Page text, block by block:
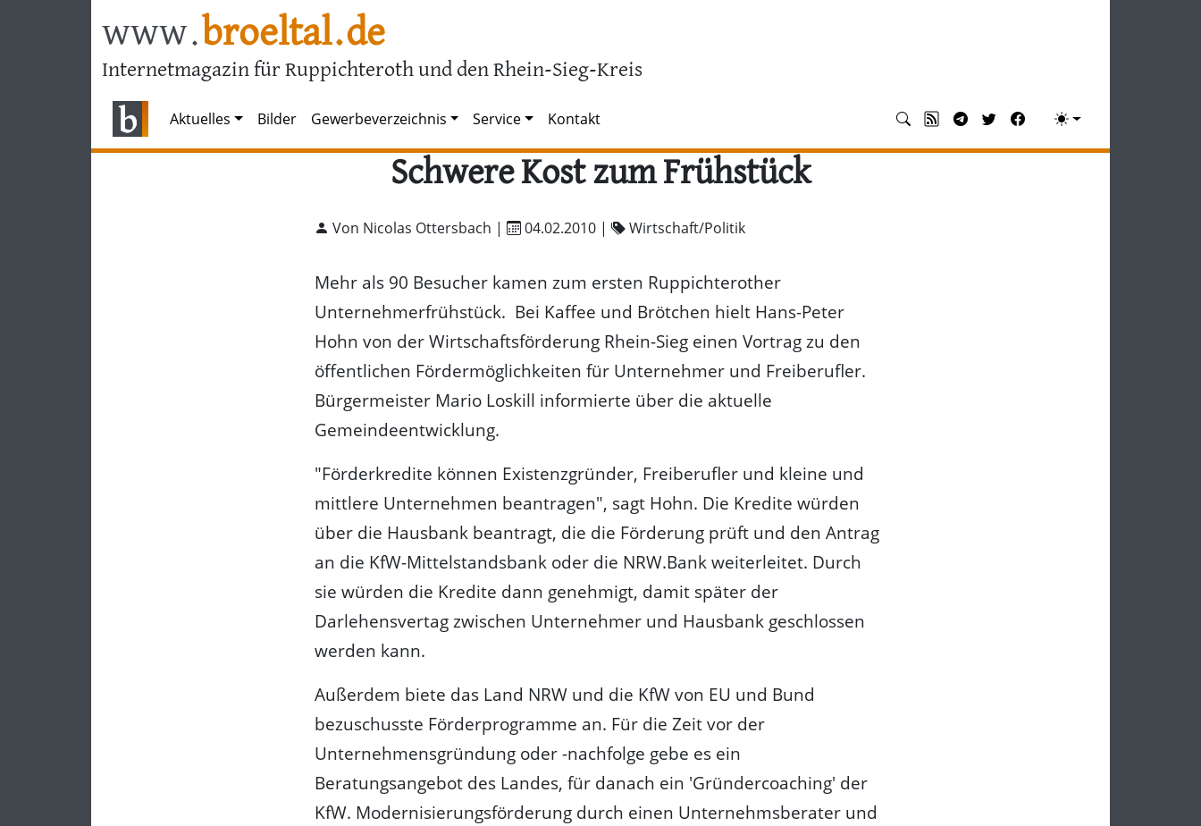
www.broeltal.de
Internetmagazin für Ruppichteroth und den Rhein-Sieg-Kreis
Aktuelles Bilder Gewerbeverzeichnis Service Kontakt
Schwere Kost zum Frühstück
Von Nicolas Ottersbach | 04.02.2010 | Wirtschaft/Politik
Mehr als 90 Besucher kamen zum ersten Ruppichterother
Unternehmerfrühstück. Bei Kaffee und Brötchen hielt Hans-Peter
Hohn von der Wirtschaftsförderung Rhein-Sieg einen Vortrag zu den
öffentlichen Fördermöglichkeiten für Unternehmer und Freiberufler.
Bürgermeister Mario Loskill informierte über die aktuelle
Gemeindeentwicklung.
"Förderkredite können Existenzgründer, Freiberufler und kleine und
mittlere Unternehmen beantragen", sagt Hohn. Die Kredite würden
über die Hausbank beantragt, die die Förderung prüft und den Antrag
an die KfW-Mittelstandsbank oder die NRW.Bank weiterleitet. Durch
sie würden die Kredite dann genehmigt, damit später der
Darlehensvertag zwischen Unternehmer und Hausbank geschlossen
werden kann.
Außerdem biete das Land NRW und die KfW von EU und Bund
bezuschusste Förderprogramme an. Für die Zeit vor der
Unternehmensgründung oder -nachfolge gebe es ein
Beratungsangebot des Landes, für danach ein 'Gründercoaching' der
KfW. Modernisierungsförderung durch einen Unternehmsberater und